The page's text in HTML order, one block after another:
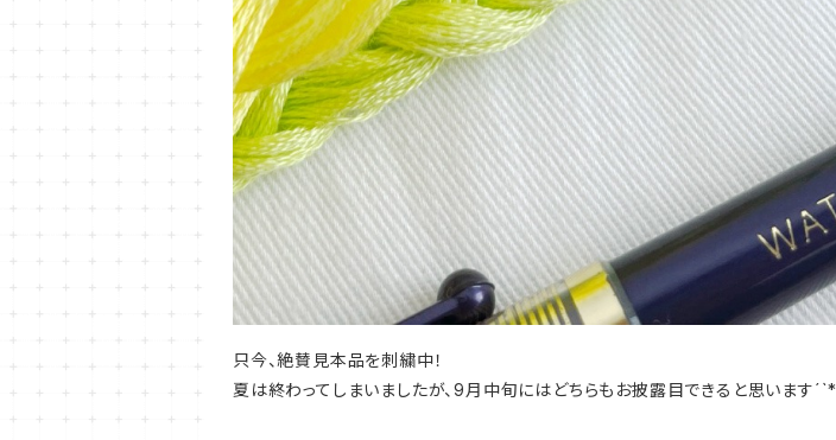
只今、絶賛見本品を刺繍中！
夏は終わってしまいましたが、9月中旬にはどちらもお披露目できると思います´`*